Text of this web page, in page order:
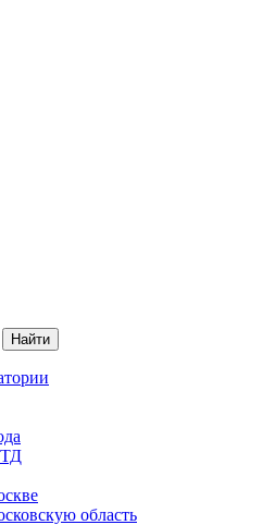
область